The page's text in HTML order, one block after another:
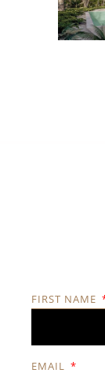
FIRST NAME
EMAIL